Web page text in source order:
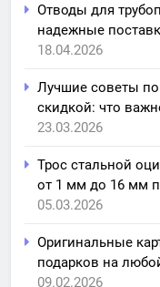
Отводы для
надежные
18.04.2026
Лучшие советы по
скидкой: что
23.03.2026
Трос стальной
от 1 мм до 16 мм
05.03.2026
Оригинальные
подарков на
09.02.2026